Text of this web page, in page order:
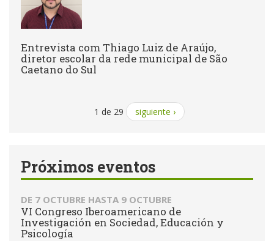
Entrevista com Thiago Luiz de Araújo,
diretor escolar da rede municipal de São
Caetano do Sul
1 de 29 siguiente ›
Próximos eventos
DE 7 OCTUBRE HASTA 9 OCTUBRE
VI Congreso Iberoamericano de
Investigación en Sociedad, Educación y
Psicología